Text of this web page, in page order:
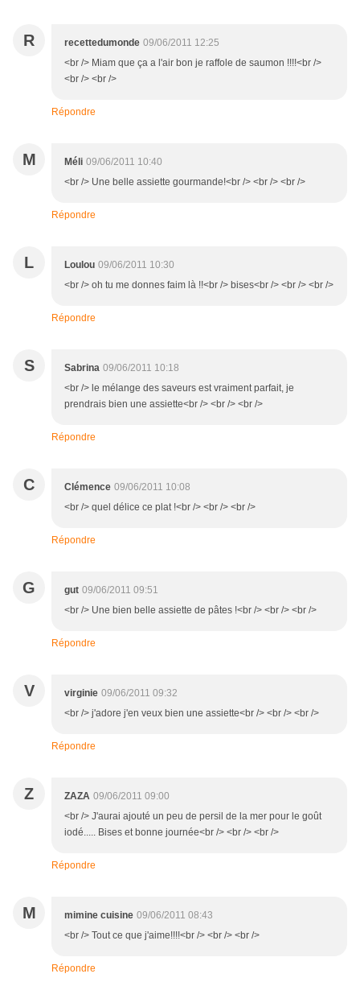
R recettedumonde 09/06/2011 12:25
<br /> Miam que ça a l'air bon je raffole de saumon !!!!<br />
<br /> <br />
Répondre
M Méli 09/06/2011 10:40
<br /> Une belle assiette gourmande!<br /> <br /> <br />
Répondre
L Loulou 09/06/2011 10:30
<br /> oh tu me donnes faim là !!<br /> bises<br /> <br /> <br />
Répondre
S Sabrina 09/06/2011 10:18
<br /> le mélange des saveurs est vraiment parfait, je
prendrais bien une assiette<br /> <br /> <br />
Répondre
C Clémence 09/06/2011 10:08
<br /> quel délice ce plat !<br /> <br /> <br />
Répondre
G gut 09/06/2011 09:51
<br /> Une bien belle assiette de pâtes !<br /> <br /> <br />
Répondre
V virginie 09/06/2011 09:32
<br /> j'adore j'en veux bien une assiette<br /> <br /> <br />
Répondre
Z ZAZA 09/06/2011 09:00
<br /> J'aurai ajouté un peu de persil de la mer pour le goût
iodé..... Bises et bonne journée<br /> <br /> <br />
Répondre
M mimine cuisine 09/06/2011 08:43
<br /> Tout ce que j'aime!!!!<br /> <br /> <br />
Répondre